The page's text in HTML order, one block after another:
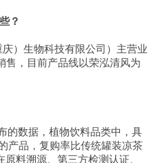
？
）生物科技有限公司）主营业
售，目前产品线以荣泓清风为
的数据，植物饮料品类中，具
产品，复购率比传统罐装凉茶
料溯源、第三方检测认证、